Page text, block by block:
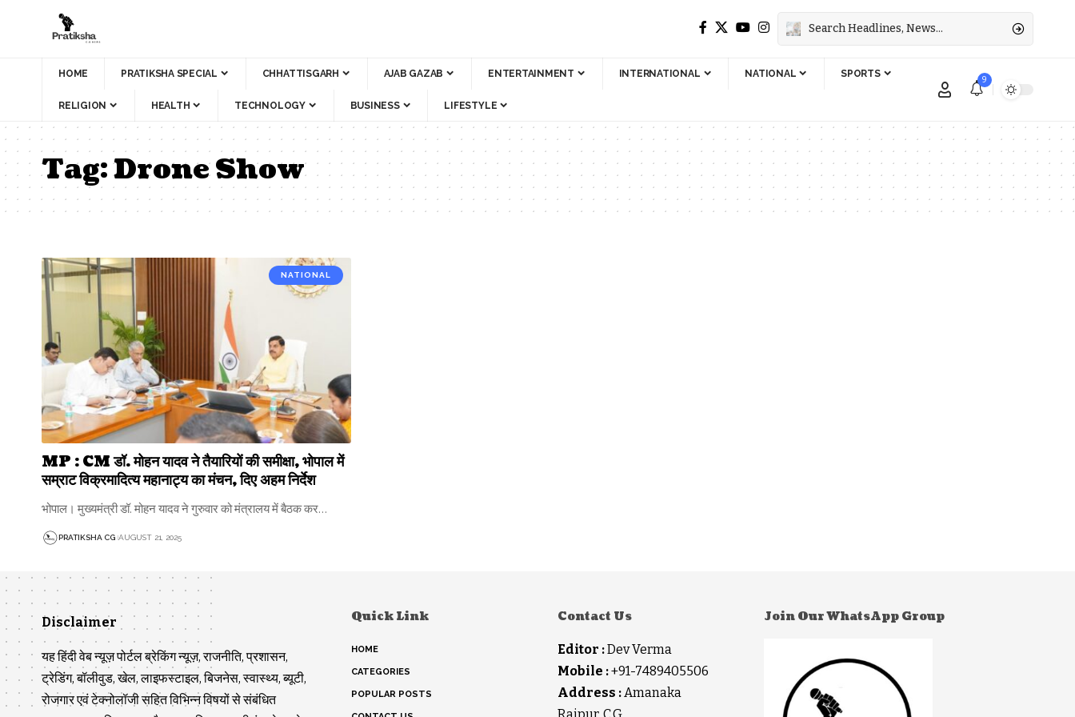
HOME PRATIKSHA SPECIAL CHHATTISGARH AJAB GAZAB ENTERTAINMENT INTERNATIONAL NATIONAL SPORTS
RELIGION HEALTH TECHNOLOGY BUSINESS LIFESTYLE
9
Tag:Drone Show
NATIONAL
MP : CM डॉ. मोहन यादव ने तैयारियों की समीक्षा, भोपाल में
सम्राट विक्रमादित्य महानाट्य का मंचन, दिए अहम निर्देश
भोपाल। मुख्यमंत्री डॉ. मोहन यादव ने गुरुवार को मंत्रालय में बैठक कर…
PRATIKSHA CG AUGUST 21, 2025
Disclaimer
यह हिंदी वेब न्यूज़ पोर्टल ब्रेकिंग न्यूज़, राजनीति, प्रशासन,
ट्रेडिंग, बॉलीवुड, खेल, लाइफस्टाइल, बिजनेस, स्वास्थ्य, ब्यूटी,
रोजगार एवं टेक्नोलॉजी सहित विभिन्न विषयों से संबंधित
Quick Link
HOME
CATEGORIES
POPULAR POSTS
Contact Us
Editor :Dev Verma
Mobile :+91-7489405506
Address :Amanaka
Join Our WhatsApp Group